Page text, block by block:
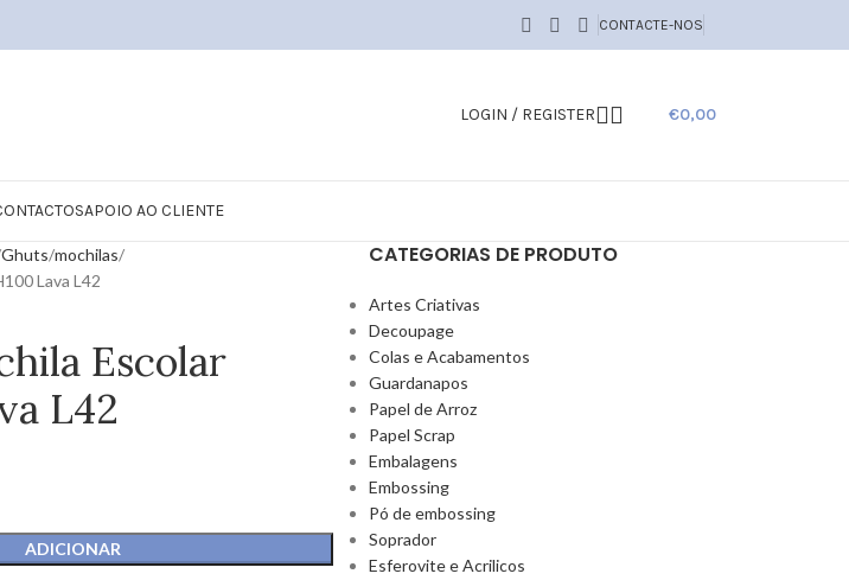
CONTACTE-NOS
LOGIN / REGISTER €0,00
APOIO AO CLIENTE
Ghuts mochilas
Lava L42
Escolar
L42
ADICIONAR
CATEGORIAS DE PRODUTO
Artes Criativas
Decoupage
Colas e Acabamentos
Guardanapos
Papel de Arroz
Papel Scrap
Embalagens
Embossing
Pó de embossing
Soprador
Esferovite e Acrilicos